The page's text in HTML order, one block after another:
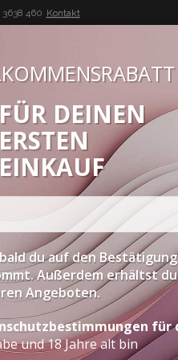
460 Kontakt
VITA
SPIRITOUSEN ZUBEHÖR
MALBEC
EINES MALBEC AUS
FÜR DEINEN
ERSTEN
EINKAUF
du auf den
Außerdem erhältst
Angeboten.
für
und 18 Jahre alt bin